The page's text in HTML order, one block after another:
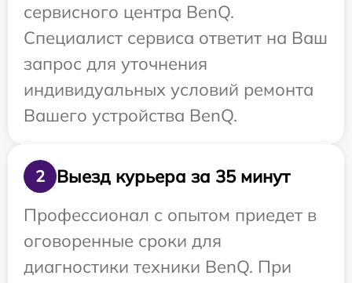
сервисного центра BenQ.
Специалист сервиса ответит на Ваш
запрос для уточнения
индивидуальных условий ремонта
Вашего устройства BenQ.
2
Выезд курьера за 35 минут
Профессионал с опытом приедет в
оговоренные сроки для
диагностики техники BenQ. При